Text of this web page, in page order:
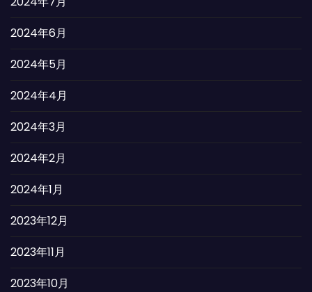
2024年6月
2024年5月
2024年4月
2024年3月
2024年2月
2024年1月
2023年12月
2023年11月
2023年10月